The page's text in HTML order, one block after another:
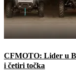
CFMOTO: Lider u
i četiri točka